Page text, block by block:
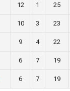
12 1 25
10 3 23
9 4 22
6 7 19
6 7 19